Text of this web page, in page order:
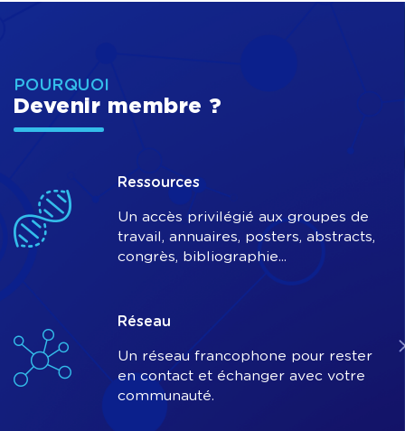
POURQUOI
Devenir membre ?
Ressources
Un accès privilégié aux groupes de
travail, annuaires, posters, abstracts,
congrès, bibliographie...
Réseau
Un réseau francophone pour rester
en contact et échanger avec votre
communauté.